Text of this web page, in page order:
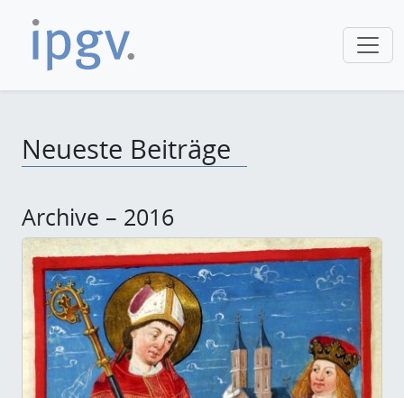
Neueste Beiträge
Archive – 2016